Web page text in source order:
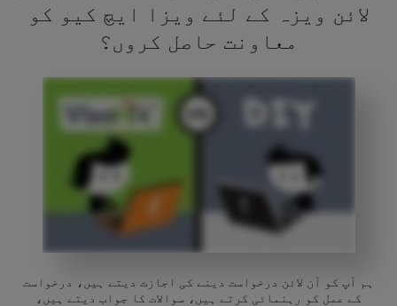
لائن ویزہ کے لئے ویزا ایچ کیو کو
معاونت حاصل کروں؟
ہم آپ کو آن لائن درخواست دینے کی اجازت دیتے ہیں، درخواست
کے عمل کو رہنمائی کرتے ہیں، سوالات کا جواب دیتے ہیں،